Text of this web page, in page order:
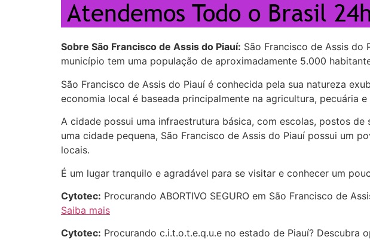
Sobre São Francisco de Assis do Piauí: São Francisco de Assis do
município tem uma população de aproximadamente 5.000
São Francisco de Assis do Piauí é conhecida pela sua natureza
economia local é baseada principalmente na agricultura, pecuária
A cidade possui uma infraestrutura básica, com escolas, postos
uma cidade pequena, São Francisco de Assis do Piauí possui um
locais.
É um lugar tranquilo e agradável para se visitar e conhecer um
Cytotec: Procurando ABORTIVO SEGURO em São Francisco de
Saiba mais
Cytotec: Procurando c.i.t.o.t.e.q.u.e no estado de Piauí? Descubra